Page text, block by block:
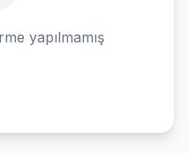
yapılmamış